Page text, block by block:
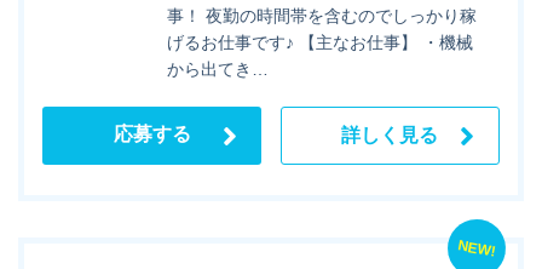
事！ 夜勤の時間帯を含むのでしっかり稼
げるお仕事です♪ 【主なお仕事】 ・機械
から出てき…
応募する 詳しく見る
NEW!